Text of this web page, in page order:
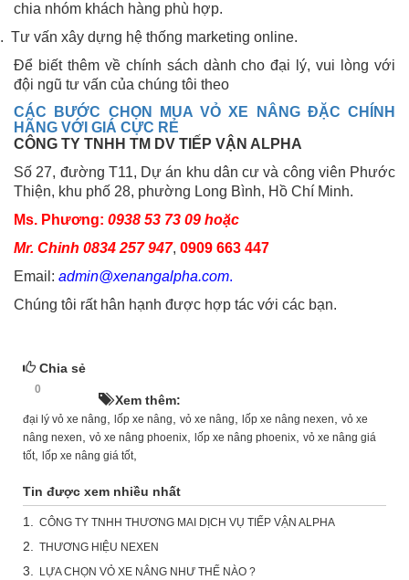
chia nhóm khách hàng phù hợp.
Tư vấn xây dựng hệ thống marketing online.
Để biết thêm về chính sách dành cho đại lý, vui lòng với
đội ngũ tư vấn của chúng tôi theo
CÁC BƯỚC CHỌN MUA VỎ XE NÂNG ĐẶC CHÍNH
HÃNG VỚI GIÁ CỰC RẺ
CÔNG TY TNHH TM DV TIẾP VẬN ALPHA
Số 27, đường T11, Dự án khu dân cư và công viên Phước
Thiện, khu phố 28, phường Long Bình, Hồ Chí Minh.
Ms. Phương: 0938 53 73 09 hoặc
Mr. Chinh 0834 257 947, 0909 663 447
Email: admin@xenangalpha.com.
Chúng tôi rất hân hạnh được hợp tác với các bạn.
Chia sẻ
0
Xem thêm:
đại lý vỏ xe nâng, lốp xe nâng, vỏ xe nâng, lốp xe nâng nexen, vỏ xe
nâng nexen, vỏ xe nâng phoenix, lốp xe nâng phoenix, vỏ xe nâng giá
tốt, lốp xe nâng giá tốt,
Tin được xem nhiều nhất
1. CÔNG TY TNHH THƯƠNG MAI DỊCH VỤ TIẾP VẬN ALPHA
2. THƯƠNG HIỆU NEXEN
3. LỰA CHỌN VỎ XE NÂNG NHƯ THẾ NÀO ?